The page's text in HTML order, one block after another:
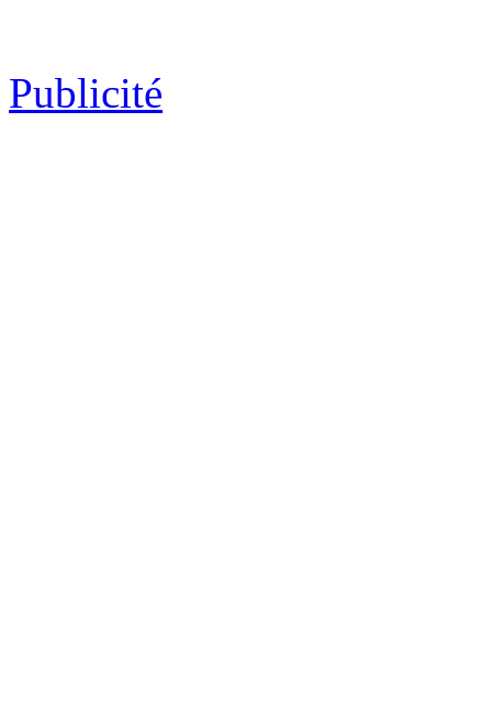
Publicité